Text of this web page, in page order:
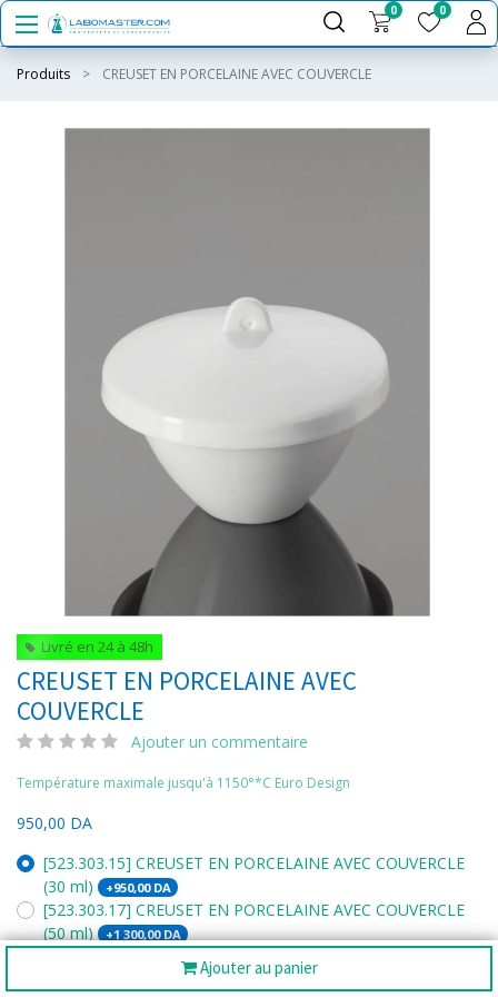
0 0
Produits CREUSET EN PORCELAINE AVEC COUVERCLE
Ajouter au panier
Livré en 24 à 48h
CREUSET EN PORCELAINE AVEC
COUVERCLE
Ajouter un commentaire
Température maximale jusqu'à 1150°*C Euro Design
950,00 DA
[523.303.15] CREUSET EN PORCELAINE AVEC COUVERCLE
(30 ml)
+950,00DA
[523.303.17] CREUSET EN PORCELAINE AVEC COUVERCLE
(50 ml)
+1 300,00DA
[523.303.18] CREUSET EN PORCELAINE AVEC COUVERCLE